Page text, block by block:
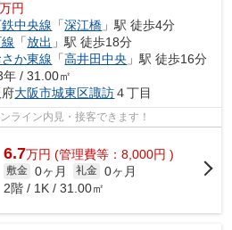
万円
中央線 「深江橋 」駅 徒歩4分
「放出 」駅 徒歩18分
か東線 「高井田中央 」駅 徒歩16分
年 / 31.00㎡
大阪市城東区諏訪４丁目
ライン内見・接客できます！
6.7万円 (管理費等：8,000円 )
敷金 0ヶ月 礼金 0ヶ月
2階 / 1K / 31.00㎡